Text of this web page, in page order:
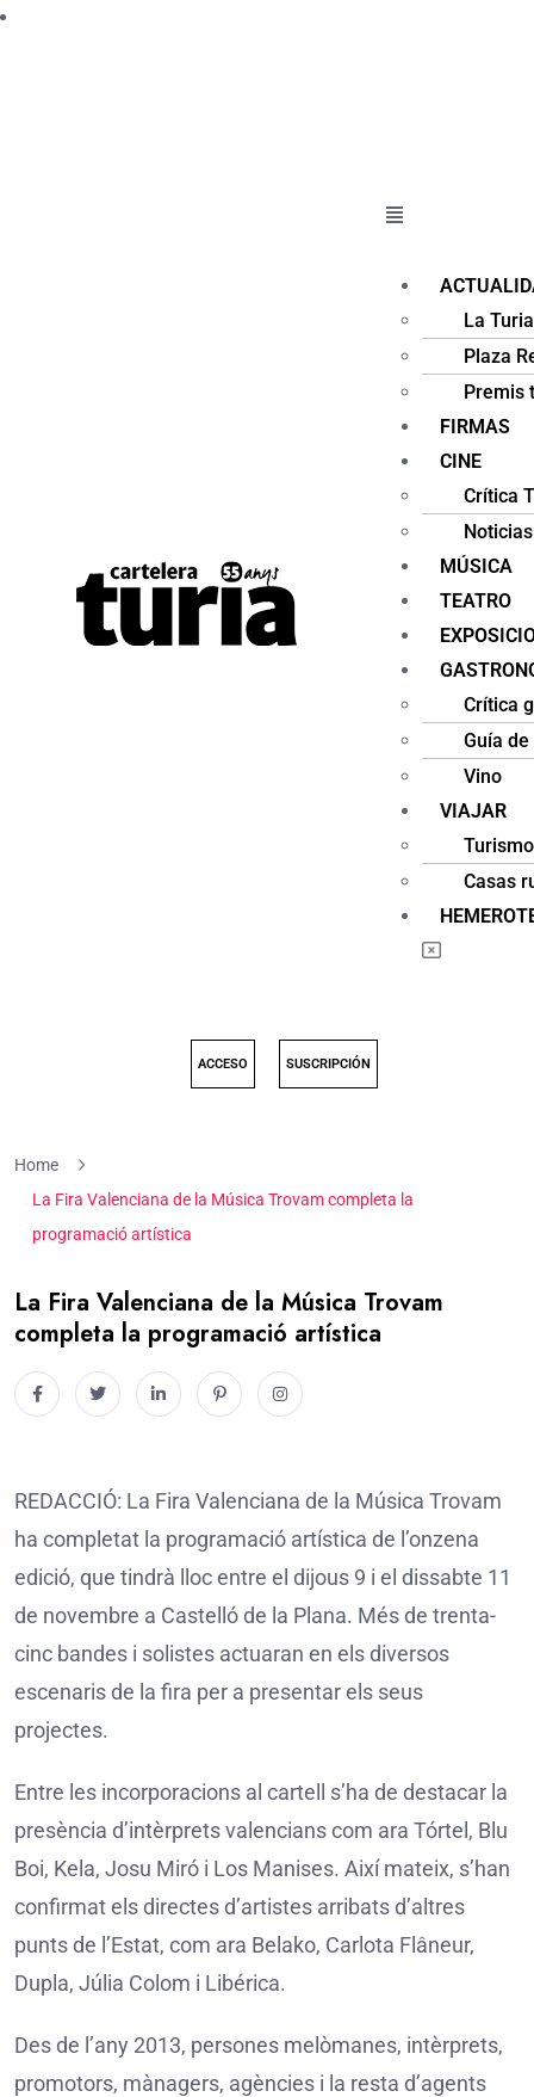
La
Plaza
Premis
FIRMAS
CINE
Crítica
Noticias
MÚSICA
TEATRO
Crítica
Guía
Vino
VIAJAR
Casas
ACCESO SUSCRIPCIÓN
Home
La Fira Valenciana de la Música Trovam completa la
programació artística
La Fira Valenciana de la Música Trovam
completa la programació artística
REDACCIÓ: La Fira Valenciana de la Música Trovam
ha completat la programació artística de l’onzena
edició, que tindrà lloc entre el dijous 9 i el dissabte 11
de novembre a Castelló de la Plana. Més de trenta-
cinc bandes i solistes actuaran en els diversos
escenaris de la fira per a presentar els seus
projectes.
Entre les incorporacions al cartell s’ha de destacar la
presència d’intèrprets valencians com ara Tórtel, Blu
Boi, Kela, Josu Miró i Los Manises. Així mateix, s’han
confirmat els directes d’artistes arribats d’altres
punts de l’Estat, com ara Belako, Carlota Flâneur,
Dupla, Júlia Colom i Libérica.
Des de l’any 2013, persones melòmanes, intèrprets,
promotors, mànagers, agències i la resta d’agents